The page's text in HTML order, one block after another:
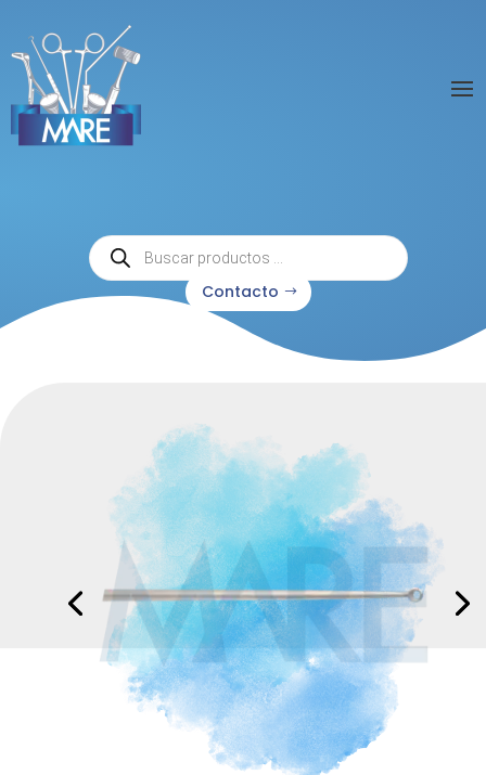
Búsqueda
de
productos
Contacto